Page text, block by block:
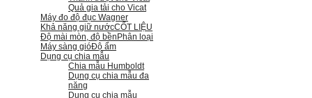
Quả gia tải cho Vicat
Máy đo độ đục Wagner
Khả năng giữ nướcCỐT LIỆU
Độ mài mòn, độ bền Phân loại
Máy sàng gióĐộ ẩm
Dụng cụ chia mẫu
Chia mẫu Humboldt
Dụng cụ chia mẫu đa
năng
Dụng cụ chia mẫu